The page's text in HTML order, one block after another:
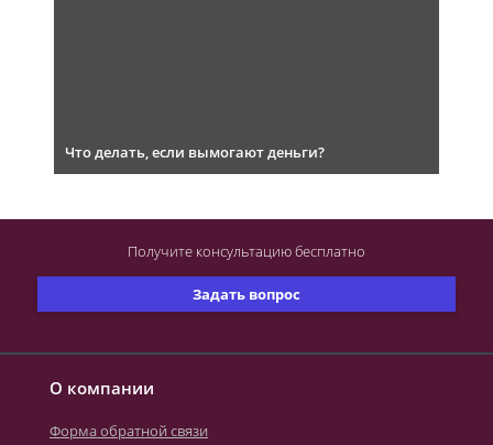
Что делать, если вымогают деньги?
О компании
Форма обратной связи
Задать вопрос
Получите консультациюбесплатно